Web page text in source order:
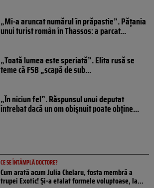
„Mi-a aruncat numărul în prăpastie”. Pățania
unui turist român în Thassos: a parcat...
„Toată lumea este speriată”. Elita rusă se
teme că FSB „scapă de sub...
„În niciun fel”. Răspunsul unui deputat
întrebat dacă un om obișnuit poate obține...
CE SE ÎNTÂMPLĂ DOCTORE?
Cum arată acum Julia Chelaru, fosta membră a
trupei Exotic! Și-a etalat formele voluptoase, la...